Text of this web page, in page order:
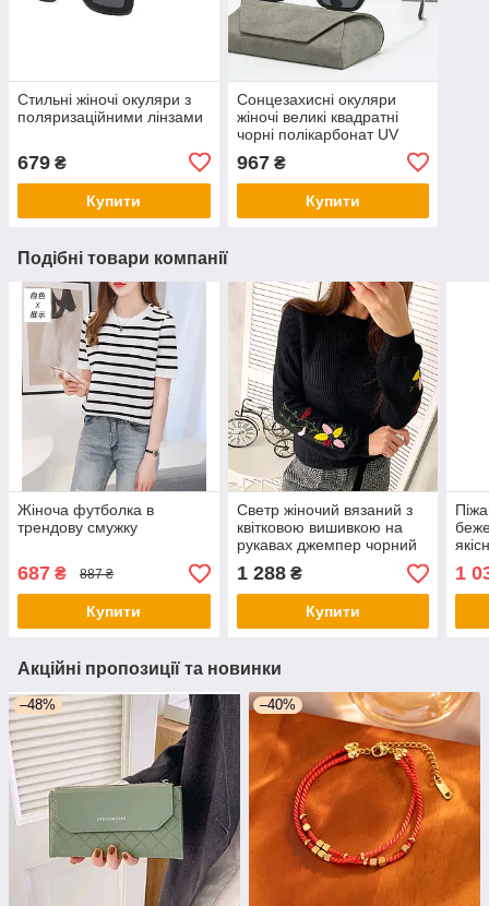
Стильні жіночі окуляри з
поляризаційними лінзами
679 ₴
Купити
Сонцезахисні окуляри
жіночі великі квадратні
чорні полікарбонат UV
967₴
Купити
Подібні товари компанії
Жіноча футболка в
трендову смужку
687 ₴ 887 ₴
Купити
Светр жіночий вязаний з
квітковою вишивкою на
рукавах джемпер чорний
теплий для жінок
1 288₴
Купити
1
Акційні пропозиції та новинки
–48% –40%